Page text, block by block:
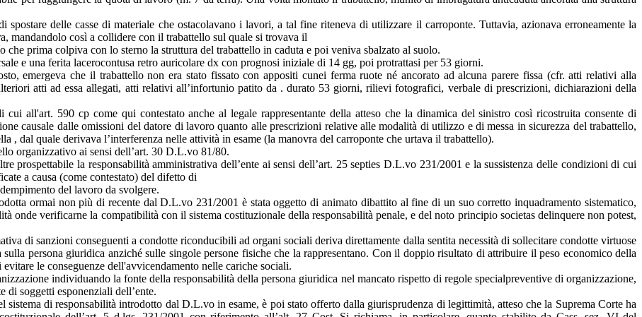
delle casse di materiale che ostacolavano i lavori, a tal fine riteneva di utilizzare il carroponte. Tuttavia, azionava erroneamente la
mandandolo così a collidere con il trabattello sul quale si trovava il
che prima colpiva con lo sterno la struttura del trabattello in caduta e poi veniva sbalzato al suolo.
e una ferita lacerocontusa retro auricolare dx con prognosi iniziale di 14 gg, poi protrattasi per 53 giorni.
emergeva che il trabattello non era stato fissato con appositi cunei ferma ruote né ancorato ad alcuna parere fissa (cfr. atti relativi alla
atti ad essa allegati, atti relativi all’infortunio patito da . durato 53 giorni, rilievi fotografici, verbale di prescrizioni, dichiarazioni della
all'art. 590 cp come qui contestato anche al legale rappresentante della atteso che la dinamica del sinistro così ricostruita consente di
causale dalle omissioni del datore di lavoro quanto alle prescrizioni relative alle modalità di utilizzo e di messa in sicurezza del trabattello,
, dal quale derivava l’interferenza nelle attività in esame (la manovra del carroponte che urtava il trabattello).
organizzativo ai sensi dell’art. 30 D.L.vo 81/80.
prospettabile la responsabilità amministrativa dell’ente ai sensi dell’art. 25 septies D.L.vo 231/2001 e la sussistenza delle condizioni di cui
a causa (come contestato) del difetto di
del lavoro da svolgere.
ormai non più di recente dal D.L.vo 231/2001 è stata oggetto di animato dibattito al fine di un suo corretto inquadramento sistematico,
onde verificarne la compatibilità con il sistema costituzionale della responsabilità penale, e del noto principio societas delinquere non potest,
di sanzioni conseguenti a condotte riconducibili ad organi sociali deriva direttamente dalla sentita necessità di sollecitare condotte virtuose
persona giuridica anziché sulle singole persone fisiche che la rappresentano. Con il doppio risultato di attribuire il peso economico della
le conseguenze dell'avvicendamento nelle cariche sociali.
individuando la fonte della responsabilità della persona giuridica nel mancato rispetto di regole specialpreventive di organizzazione,
di soggetti esponenziali dell’ente.
di responsabilità introdotto dal D.L.vo in esame, è poi stato offerto dalla giurisprudenza di legittimità, atteso che la Suprema Corte ha